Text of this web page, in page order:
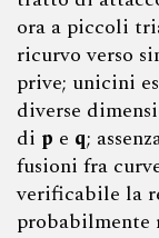
ora a piccoli
ricurvo verso
prive; unicini
diverse
di p e q;
fusioni fra
verificabile la
probabilmente